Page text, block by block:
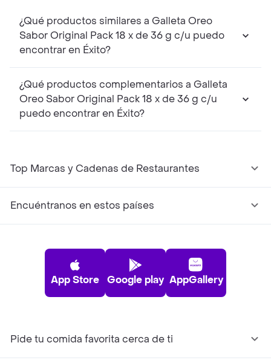
¿Qué productos similares a Galleta Oreo
Sabor Original Pack 18 x de 36 g c/u puedo
encontrar en Éxito?
¿Qué productos complementarios a Galleta
Oreo Sabor Original Pack 18 x de 36 g c/u
puedo encontrar en Éxito?
Top Marcas y Cadenas de Restaurantes
Encuéntranos en estos países
App Store Google play AppGallery
Pide tu comida favorita cerca de ti